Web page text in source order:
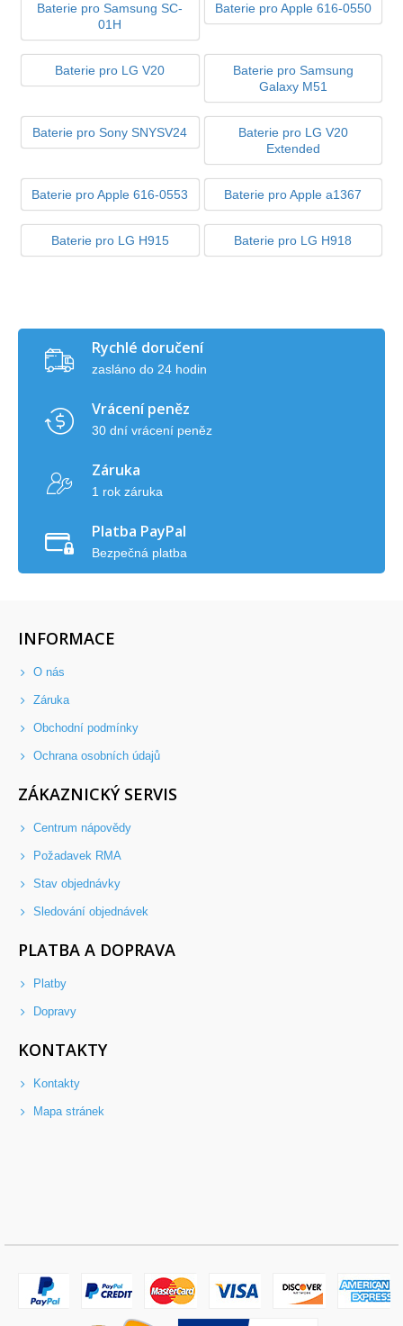
Baterie pro Samsung SC-
01H
Baterie pro Apple 616-0550
Baterie pro LG V20
Baterie pro Samsung
Galaxy M51
Baterie pro Sony SNYSV24
Baterie pro LG V20
Extended
Baterie pro Apple 616-0553 Baterie pro Apple a1367
Baterie pro LG H915 Baterie pro LG H918
Rychlé doručení
zasláno do 24 hodin
Vrácení peněz
30 dní vrácení peněz
Záruka
1 rok záruka
Platba PayPal
Bezpečná platba
INFORMACE
O nás
Záruka
Obchodní podmínky
Ochrana osobních údajů
ZÁKAZNICKÝ SERVIS
Centrum nápovědy
Požadavek RMA
Stav objednávky
Sledování objednávek
PLATBA A DOPRAVA
Platby
Dopravy
KONTAKTY
Kontakty
Mapa stránek